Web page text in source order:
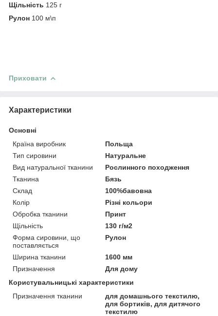
Щільність 125 г
Рулон 100 м\п
Приховати
Характеристики
Основні
Країна виробник
Польща
Тип сировини
Натуральне
Вид натуральної тканини
Рослинного походження
Тканина
Бязь
Склад
100%бавовна
Колір
Різні кольори
Обробка тканини
Принт
Щільність
130 г/м2
Форма сировини, що
поставляється
Рулон
Ширина тканини
1600 мм
Призначення
Для дому
Користувальницькі характеристики
Призначення тканини
для домашнього текстилю,
для бортиків, для дитячого
текстилю